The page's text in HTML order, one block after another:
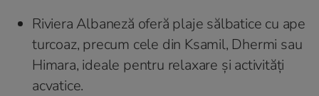
Riviera Albaneză oferă plaje sălbatice cu ape
turcoaz, precum cele din Ksamil, Dhermi sau
Himara, ideale pentru relaxare și activități
acvatice.